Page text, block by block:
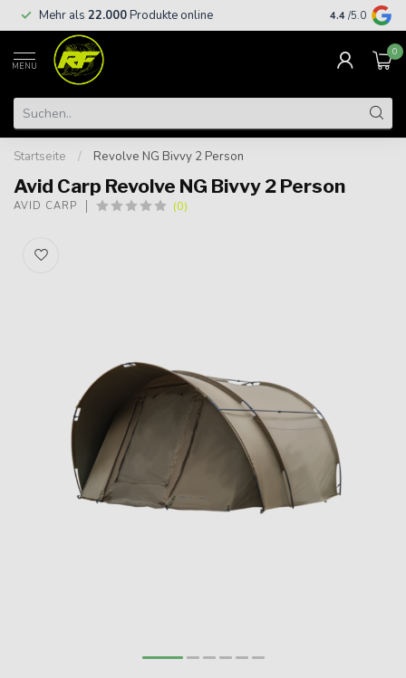
Mehr als 22.000Produkte online Kostenloser
€
4.4 /5.0
MENU
0
Startseite / Revolve NG Bivvy 2 Person
Avid Carp Revolve NG Bivvy 2 Person
AVID CARP (0)